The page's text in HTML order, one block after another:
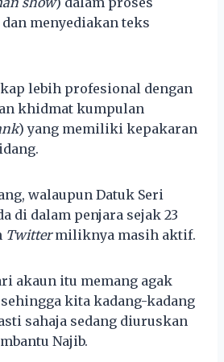
menyediakan teks
lebih profesional dengan
khidmat kumpulan
) yang memiliki kepakaran
walaupun Datuk Seri
di dalam penjara sejak 23
Twittermiliknya masih aktif.
akaun itu memang agak
kita kadang-kadang
sahaja sedang diuruskan
Najib.